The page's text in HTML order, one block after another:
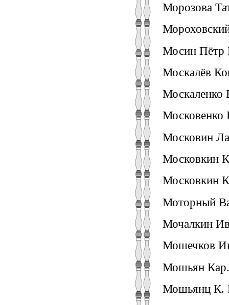
Морозова
Мосин Пётр
Москалёв
Москаленко
Московенко
Московин
Московкин
Московкин
Моторный
Мочалкин
Мошечков
Мошьян Кар.
Мошьянц К.